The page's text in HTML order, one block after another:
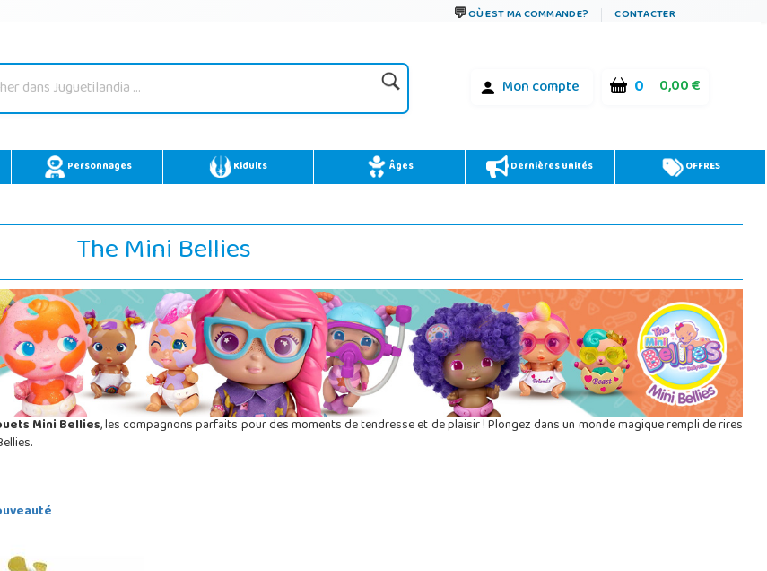
OÙ EST MA COMMANDE? CONTACTER
Mon compte 0 0,00 €
Personnages Kidults Âges Dernières unités OFFRES
The Mini Bellies
Mini Bellies, les compagnons parfaits pour des moments de tendresse et de plaisir ! Plongez dans un monde magique rempli de rires